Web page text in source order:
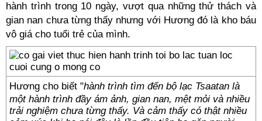
hành trình trong 10 ngày, vượt qua nhữngthử thách và
gian nan chưa từng thấy nhưng với Hương đó làkho báu
vô giá cho tuổi trẻ của mình.
Hương cho biết "hành trình tìm đến bộ lạc Tsaatan là
một hành trình đầy ám ảnh, gian nan, mệt mỏi và nhiều
trải nghiệm chưa từng thấy. Và cảm thấy có thật nhiều